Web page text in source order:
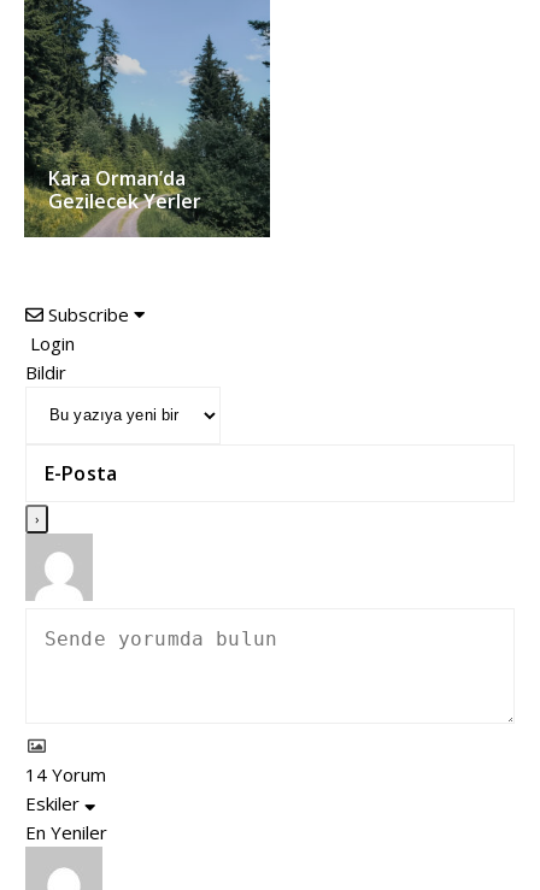
Kara Orman’da
Gezilecek Yerler
Subscribe
Login
Bildir
14 Yorum
Eskiler
En Yeniler